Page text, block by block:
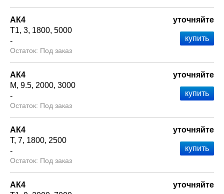
АК4
Т1 3 1800 5000
-
Под заказ
уточняйте
АК4
М 9.5 2000 3000
-
Под заказ
уточняйте
АК4
Т 7 1800 2500
-
Под заказ
уточняйте
АК4
уточняйте